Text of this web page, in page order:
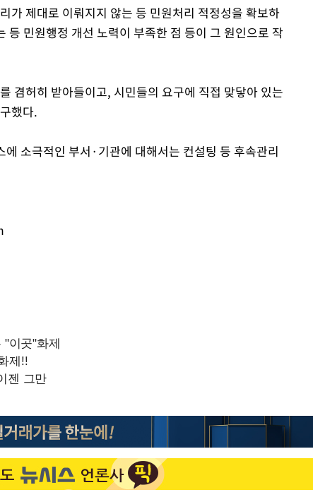
가 제대로 이뤄지지 않는 등 민원처리 적정성을 확보하
등 민원행정 개선 노력이 부족한 점 등이 그 원인으로 작
겸허히 받아들이고, 시민들의 요구에 직접 맞닿아 있는
했다.
소극적인 부서·기관에 대해서는 컨설팅 등 후속관리